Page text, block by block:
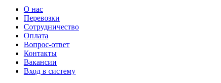
О нас
Перевозки
Сотрудничество
Оплата
Вопрос-ответ
Контакты
Вакансии
Вход в систему